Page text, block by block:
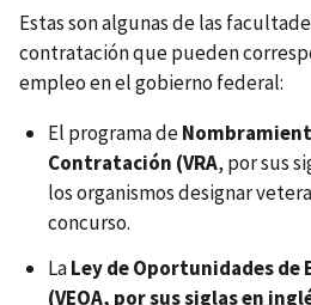
Estas son algunas de las
contratación que pueden
empleo en el gobierno federal:
El programa de
Contratación (VRA, por sus
los organismos designar
concurso.
LaLey de Oportunidades de
(VEOA, por sus siglas en